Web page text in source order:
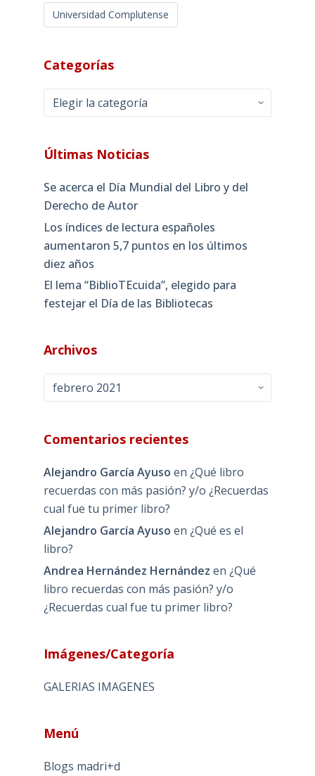
Universidad Complutense
Categorías
Categorías
Últimas Noticias
Se acerca el Día Mundial del Libro y del
Derecho de Autor
Los índices de lectura españoles
aumentaron 5,7 puntos en los últimos
diez años
El lema “BiblioTEcuida”, elegido para
festejar el Día de las Bibliotecas
Archivos
Archivos
Comentarios recientes
Alejandro García Ayuso en ¿Qué libro
recuerdas con más pasión? y/o ¿Recuerdas
cual fue tu primer libro?
Alejandro García Ayuso en ¿Qué es el
libro?
Andrea Hernández Hernández en ¿Qué
libro recuerdas con más pasión? y/o
¿Recuerdas cual fue tu primer libro?
Imágenes/Categoría
GALERIAS IMAGENES
Menú
Blogs madri+d